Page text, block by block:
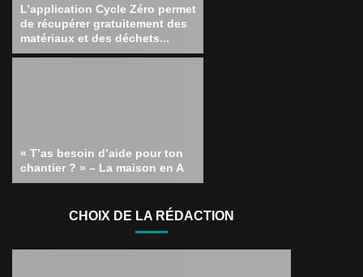
L’application Cycle Zéro permet
de récupérer gratuitement des
matériaux et des déchets...
« T’as besoin d’aide pour ton
chantier ? » – La maison en A
CHOIX DE LA RÉDACTION